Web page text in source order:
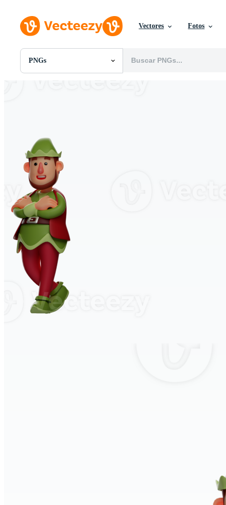
Vectores Fotos
PNGs
Todas Imágenes
Vectores
Videos
Gráficos en Movimiento
Imágenes Editoriales
Eventos Editoriales